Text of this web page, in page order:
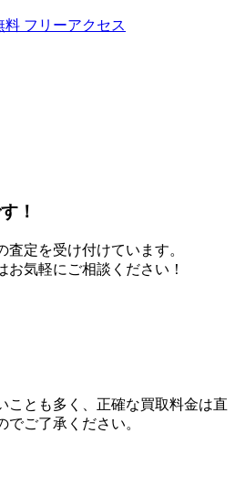
料 フリーアクセス
！
定を受け付けています。
お気軽にご相談ください！
とも多く、正確な買取料金は直
ご了承ください。